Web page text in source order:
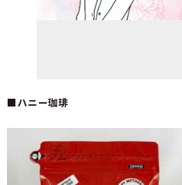
■ハニー珈琲